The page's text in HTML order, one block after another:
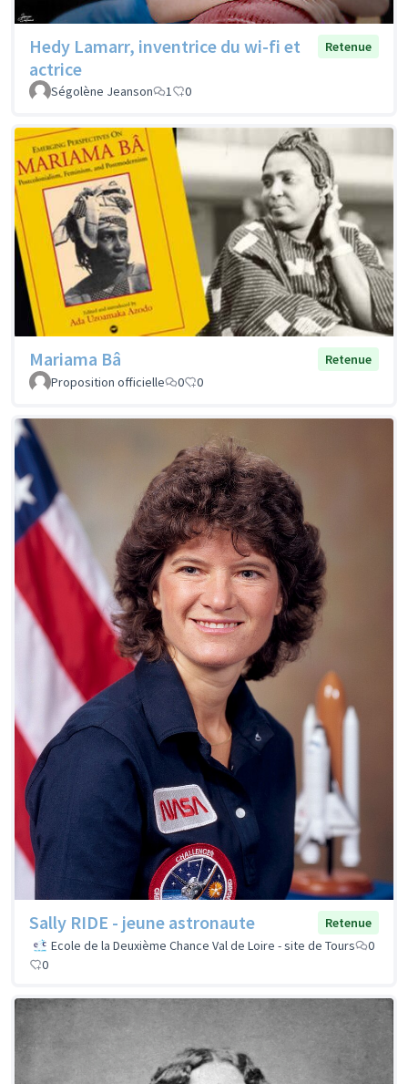
Hedy Lamarr, inventrice du wi-fi et
actrice
Retenue
Ségolène Jeanson 1 0
Mariama Bâ
Retenue
Proposition officielle
0 0
Sally RIDE - jeune astronaute
Retenue
Ecole de la Deuxième Chance Val de Loire - site de Tours
0
0